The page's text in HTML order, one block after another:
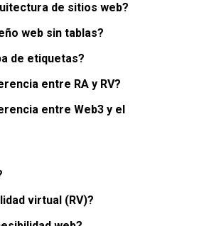
de sitios web?
web sin tablas?
de etiquetas?
entre RA y RV?
entre Web3 y el
virtual (RV)?